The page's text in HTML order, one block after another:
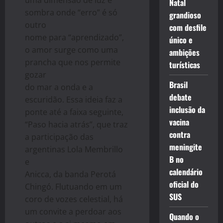
sombra onde “erro” é só
outro
nome para “aprendizado”,
o amor surge como uma
prancha que nos permite
gozar
do mar a onda e a
escuridão. Essa ideia faz a
ponte até a faixa seguinte,
“Paso hacia atrás”, que traz
a participação das
argentinas Lola Membrillo
e
Anicca, da banda Perotá
Chingó. Flutuando em um
coro de vozes celestial, há
um convite a perdoar aos
Natal
grandioso
com desfile
único e
ambições
turísticas
Brasil
debate
inclusão da
vacina
contra
meningite
B no
calendário
oficial do
SUS
Quando o